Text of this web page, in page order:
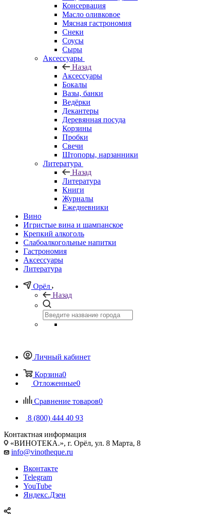
Консервация
Масло оливковое
Мясная гастрономия
Снеки
Соусы
Сыры
Аксессуары
Назад
Аксессуары
Бокалы
Вазы, банки
Ведёрки
Декантеры
Деревянная посуда
Корзины
Пробки
Свечи
Штопоры, нарзанники
Литература
Назад
Литература
Книги
Журналы
Ежедневники
Вино
Игристые вина и шампанское
Крепкий алкоголь
Слабоалкогольные напитки
Гастрономия
Аксессуары
Литература
Орёл
Назад
Личный кабинет
Корзина0
Отложенные0
Сравнение товаров0
8 (800) 444 40 93
Контактная информация
«ВИНОТЕКА.», г. Орёл, ул. 8 Марта, 8
info@vinotheque.ru
Вконтакте
Telegram
YouTube
Яндекс.Дзен